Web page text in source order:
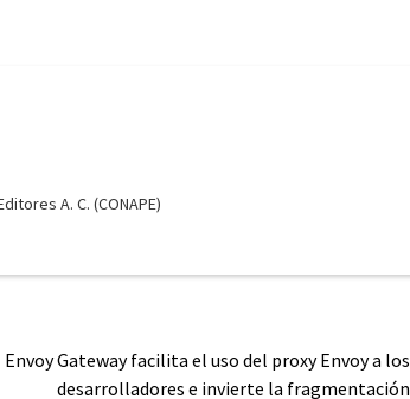
A. C. (CONAPE)
Envoy Gateway facilita el uso del proxy Envoy a los
desarrolladores e invierte la fragmentación